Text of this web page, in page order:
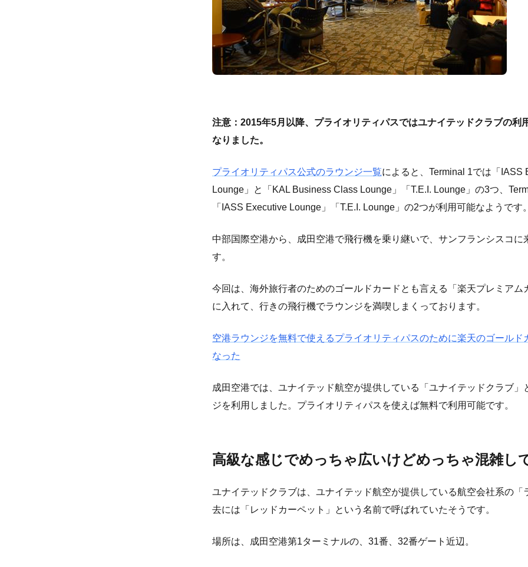
注意：2015年5月以降、プライオリティパスではユナイテッドクラブの利
なりました。
プライオリティパス公式のラウンジ一覧によると、Terminal 1では「IASS
Lounge」と「KAL Business Class Lounge」「T.E.I. Lounge」の3つ、
「IASS Executive Lounge」「T.E.I. Lounge」の2つが利用可能なようです。
中部国際空港から、成田空港で飛行機を乗り継いで、サンフランシスコに
す。
今回は、海外旅行者のためのゴールドカードとも言える「楽天プレミアム
に入れて、行きの飛行機でラウンジを満喫しまくっております。
空港ラウンジを無料で使えるプライオリティパスのために楽天のゴールド
なった
成田空港では、ユナイテッド航空が提供している「ユナイテッドクラブ」
ジを利用しました。プライオリティパスを使えば無料で利用可能です。
高級な感じでめっちゃ広いけどめっちゃ混雑し
ユナイテッドクラブは、ユナイテッド航空が提供している航空会社系の「
去には「レッドカーペット」という名前で呼ばれていたそうです。
場所は、成田空港第1ターミナルの、31番、32番ゲート近辺。